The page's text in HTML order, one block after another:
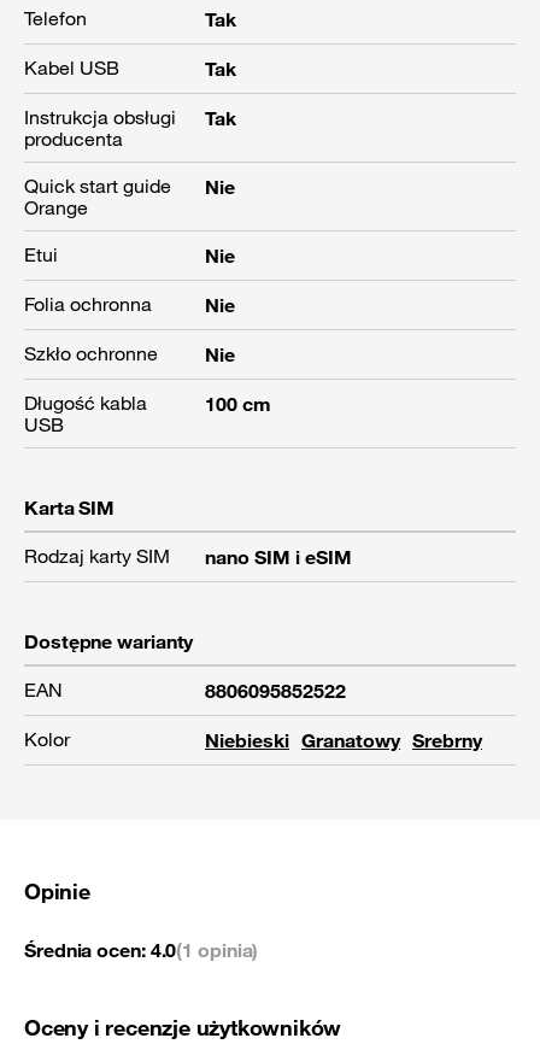
Telefon
Tak
Kabel USB
Tak
Instrukcja obsługi
producenta
Tak
Quick start guide
Orange
Nie
Etui
Nie
Folia ochronna
Nie
Szkło ochronne
Nie
Długość kabla
USB
100 cm
Karta SIM
Rodzaj karty SIM
nano SIM i eSIM
Dostępne warianty
EAN
8806095852522
Kolor
Niebieski Granatowy Srebrny
Opinie
Średnia ocen: 4.0(1 opinia)
Oceny i recenzje użytkowników